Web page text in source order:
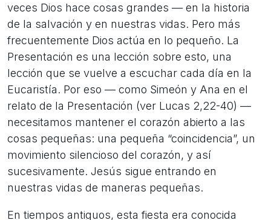
veces Dios hace cosas grandes — en la historia
de la salvación y en nuestras vidas. Pero más
frecuentemente Dios actúa en lo pequeño. La
Presentación es una lección sobre esto, una
lección que se vuelve a escuchar cada día en la
Eucaristía. Por eso — como Simeón y Ana en el
relato de la Presentación (ver Lucas 2,22-40) —
necesitamos mantener el corazón abierto a las
cosas pequeñas: una pequeña “coincidencia”, un
movimiento silencioso del corazón, y así
sucesivamente. Jesús sigue entrando en
nuestras vidas de maneras pequeñas.
En tiempos antiguos, esta fiesta era conocida